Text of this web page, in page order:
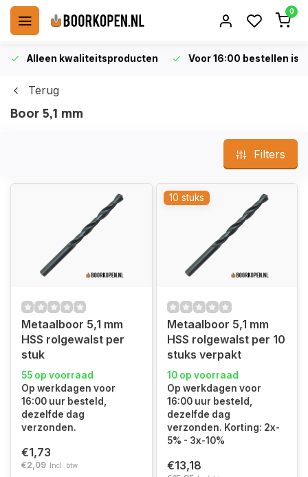
0
Alleen kwaliteitsproducten Voor 16:00 bestellen is
Terug
Boor 5,1 mm
Filters
Metaalboor 5,1 mm
HSS rolgewalst per
stuk
55 op voorraad
Op werkdagen voor
16:00 uur besteld,
dezelfde dag
verzonden.
€1,73
€2,09 Incl. btw
10 stuks
Metaalboor 5,1 mm
HSS rolgewalst per 10
stuks verpakt
10 op voorraad
Op werkdagen voor
16:00 uur besteld,
dezelfde dag
verzonden. Korting: 2x-
5% - 3x-10%
€13,18